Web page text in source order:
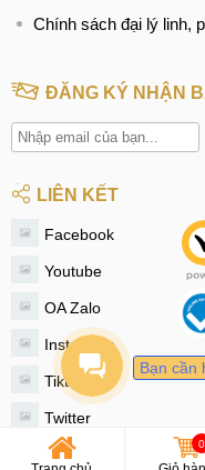
Chính sách đại lý linh,
ĐĂNG KÝ NHẬN
LIÊN KẾT
Facebook
Youtube
OA Zalo
Instagram
Tiktok
Twitter
0
Bạn cần